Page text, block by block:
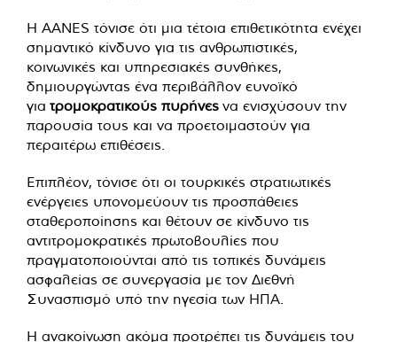
Η AANES τόνισε ότι μια τέτοια επιθετικότητα ενέχει
σημαντικό κίνδυνο για τις ανθρωπιστικές,
κοινωνικές και υπηρεσιακές συνθήκες,
δημιουργώντας ένα περιβάλλον ευνοϊκό
για τρομοκρατικούς πυρήνες να ενισχύσουν την
παρουσία τους και να προετοιμαστούν για
περαιτέρω επιθέσεις.
Επιπλέον, τόνισε ότι οι τουρκικές στρατιωτικές
ενέργειες υπονομεύουν τις προσπάθειες
σταθεροποίησης και θέτουν σε κίνδυνο τις
αντιτρομοκρατικές πρωτοβουλίες που
πραγματοποιούνται από τις τοπικές δυνάμεις
ασφαλείας σε συνεργασία με τον Διεθνή
Συνασπισμό υπό την ηγεσία των ΗΠΑ.
Η ανακοίνωση ακόμα προτρέπει τις δυνάμεις του